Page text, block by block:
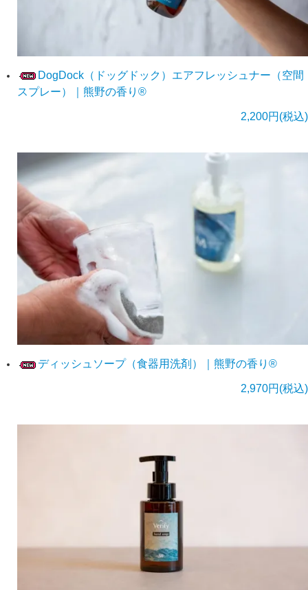
DogDock（ドッグドック）エアフレッシュナー（空間
スプレー）｜熊野の香り®
2,200円(税込)
ディッシュソープ（食器用洗剤）｜熊野の香り®
2,970円(税込)